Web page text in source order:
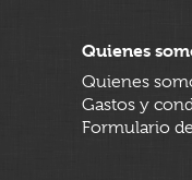
Quienes
Quienes
Gastos y
Formulario